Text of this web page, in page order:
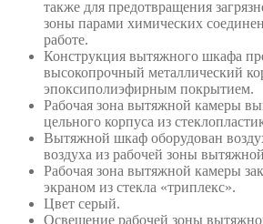
также для предотвращения
зоны парами химических
работе.
Конструкция вытяжного шкафа
высокопрочный металлический
эпоксиполиэфирным покрытием.
Рабочая зона вытяжной камеры
цельного корпуса из
Вытяжной шкаф оборудован
воздуха из рабочей зоны
Рабочая зона вытяжной камеры
экраном из стекла «триплекс».
Цвет серый.
Освещение рабочей зоны